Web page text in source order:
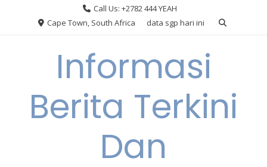
Call Us: +2782 444 YEAH
Cape Town, South Africa
data sgp hari ini
Informasi
Berita Terkini
Dan